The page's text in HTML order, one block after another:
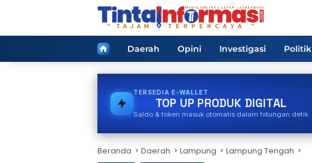
HomeDaerah Opini Investigasi Politik
TERSEDIA TOKEN PLN
TOP UP PRODUK DIGITAL
Saldo & token masuk otomatis dalam hitungan detik
Beranda Daerah Lampung Lampung Tengah